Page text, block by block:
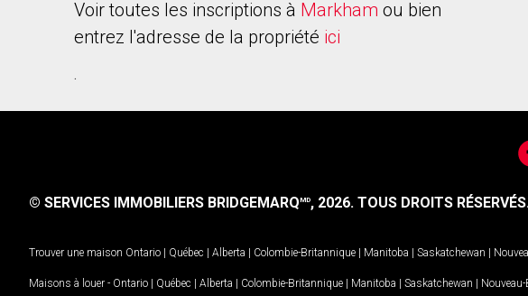
Voir toutes les inscriptions à Markham ou bien
entrez l'adresse de la propriété ici
.
© SERVICES IMMOBILIERS BRIDGEMARQMD, 2026. TOUS DROITS
Trouver une maison Ontario | Québec | Alberta | Colombie-Britannique | Manitoba | Saskatchewan |
Maisons à louer - Ontario | Québec | Alberta | Colombie-Britannique | Manitoba | Saskatchewan |